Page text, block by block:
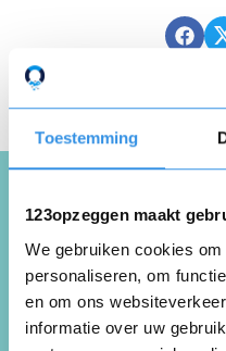
Toestemming
123opzeggen maakt
We gebruiken cookies
personaliseren, om
en om ons
informatie over uw
Schrijf een
Compound